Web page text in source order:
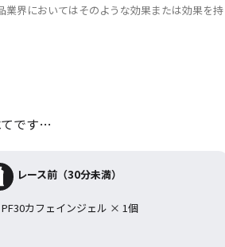
界においてはそのような効果または効果を持
てです…
レース前（30分未満）
PF30カフェインジェル × 1個